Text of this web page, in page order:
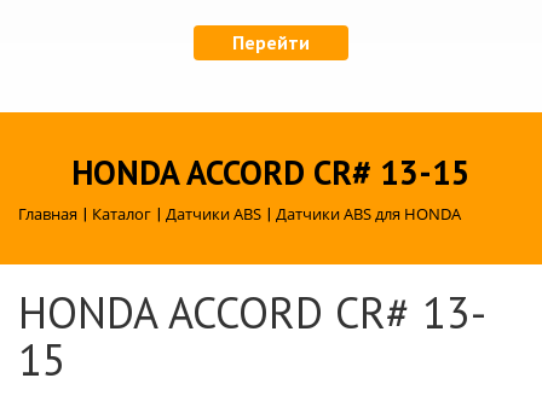
Перейти
HONDA ACCORD CR# 13-15
Главная | Каталог | Датчики ABS | Датчики ABS для HONDA
HONDA ACCORD CR# 13-
15